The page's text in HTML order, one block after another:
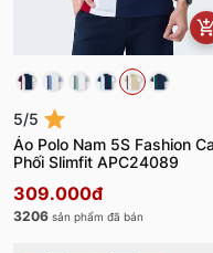
5/5
Áo Polo Nam 5S Fashion
Phối Slimfit APC24089
309.000đ
3206 sản phẩm đã bán